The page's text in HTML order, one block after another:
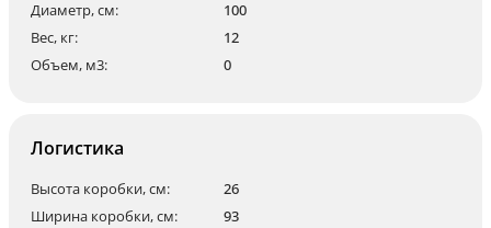
Диаметр, см:
100
Вес, кг:
12
Объем, м3:
0
Логистика
Высота коробки, см:
26
Ширина коробки, см:
93